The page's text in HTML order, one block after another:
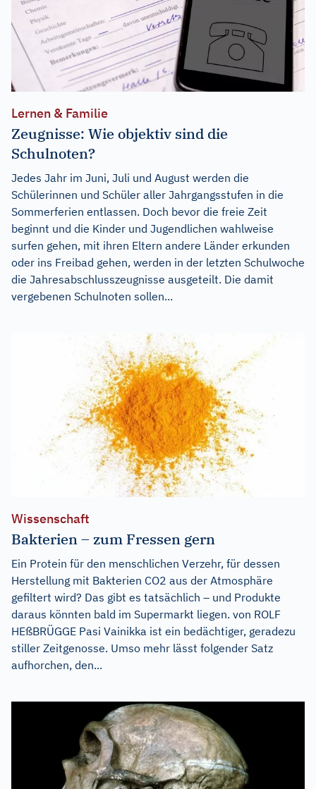
Lernen & Familie
Zeugnisse: Wie objektiv sind die
Schulnoten?
Jedes Jahr im Juni, Juli und August werden die
Schülerinnen und Schüler aller Jahrgangsstufen in die
Sommerferien entlassen. Doch bevor die freie Zeit
beginnt und die Kinder und Jugendlichen wahlweise
surfen gehen, mit ihren Eltern andere Länder erkunden
oder ins Freibad gehen, werden in der letzten Schulwoche
die Jahresabschlusszeugnisse ausgeteilt. Die damit
vergebenen Schulnoten sollen...
Wissenschaft
Bakterien – zum Fressen gern
Ein Protein für den menschlichen Verzehr, für dessen
Herstellung mit Bakterien CO2 aus der Atmosphäre
gefiltert wird? Das gibt es tatsächlich – und Produkte
daraus könnten bald im Supermarkt liegen. von ROLF
HEßBRÜGGE Pasi Vainikka ist ein bedächtiger, geradezu
stiller Zeitgenosse. Umso mehr lässt folgender Satz
aufhorchen, den...